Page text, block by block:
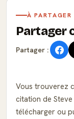
À PARTAGER
Partager
Partager :
Vous trouverez
citation de
télécharger ou